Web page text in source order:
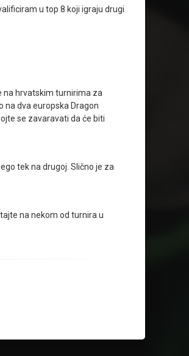
u top 8 koji igraju drugi
na hrvatskim turnirima za
na dva europska Dragon
se zavaravati da će biti
tek na drugoj. Slično je za
na nekom od turnira u